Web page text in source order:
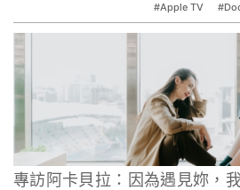
#Apple TV
專訪阿卡貝拉：因為遇見妳，